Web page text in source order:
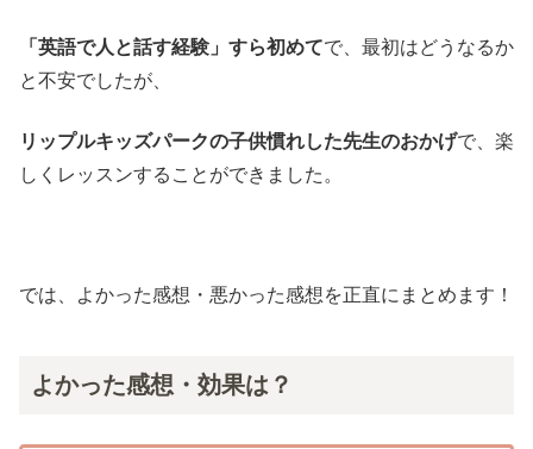
「英語で人と話す経験」すら初めてで、最初はどうなるか
と不安でしたが、
リップルキッズパークの子供慣れした先生のおかげで、楽
しくレッスンすることができました。
では、よかった感想・悪かった感想を正直にまとめます！
よかった感想・効果は？